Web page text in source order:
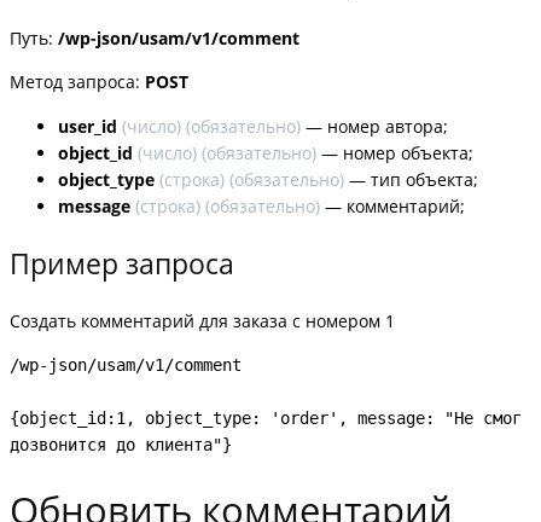
Путь: /wp-json/usam/v1/comment
Метод запроса: POST
user_id (число) (обязательно) — номер автора;
object_id (число) (обязательно) — номер объекта;
object_type (строка) (обязательно) — тип объекта;
message (строка) (обязательно) — комментарий;
Пример запроса
Создать комментарий для заказа с номером 1
/wp-json/usam/v1/comment
{object_id:1, object_type: 'order', message: "Не смог
дозвонится до клиента"}
Обновить комментарий